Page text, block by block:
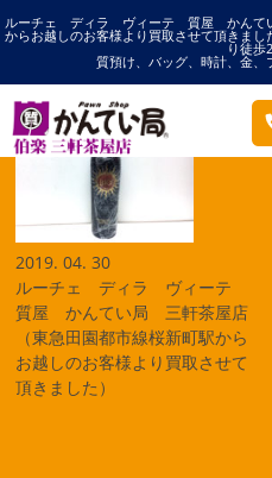
ルーチェ ディラ ヴィーテ 質屋 かんて
からお越しのお客様より買取させて頂きま
り徒歩
質預け、バッグ、時計、金
HOME 2019年04月の記事一覧
2019. 04. 30
ルーチェ ディラ ヴィーテ
質屋 かんてい局 三軒茶屋店
（東急田園都市線桜新町駅から
お越しのお客様より買取させて
頂きました）